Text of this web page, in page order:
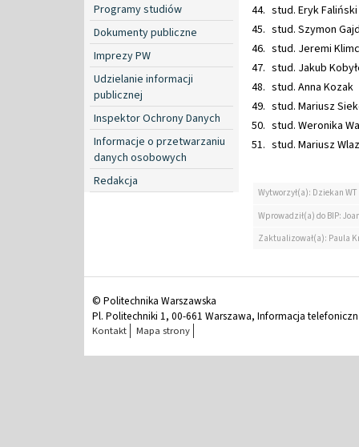
Programy studiów
Dokumenty publiczne
Imprezy PW
Udzielanie informacji
publicznej
Inspektor Ochrony Danych
Informacje o przetwarzaniu
danych osobowych
Redakcja
stud. Eryk Faliński
stud. Szymon
stud. Jeremi
stud. Jakub
stud. Anna Kozak
stud. Mariusz
stud. Weronika
stud. Mariusz
Wytworzył(a): Dziekan WT
Wprowadził(a) do BIP:
Zaktualizował(a): Paula
© Politechnika Warszawska
Pl. Politechniki 1, 00-661 Warszawa, Informacja
Kontakt Mapa strony